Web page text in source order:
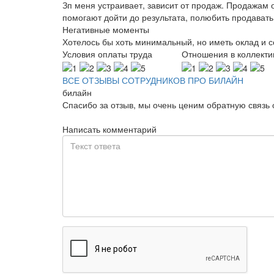
Зп меня устраивает, зависит от продаж.
помогают дойти до результата, полюбить
Негативные моменты
Хотелось бы хоть минимальный, но иметь оклад и
Условия оплаты труда
Отношения в
ВСЕ ОТЗЫВЫ СОТРУДНИКОВ ПРО БИЛАЙН
билайн
Спасибо за отзыв, мы очень ценим обратную
Написать комментарий